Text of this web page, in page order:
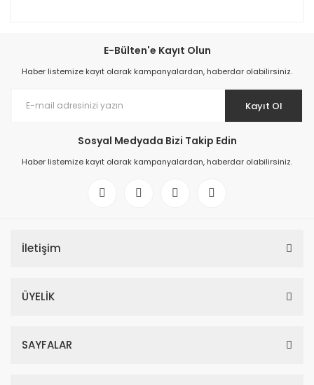
E-Bülten'e Kayıt Olun
Haber listemize kayıt olarak kampanyalardan, haberdar olabilirsiniz.
Kayıt Ol
Sosyal Medyada Bizi Takip Edin
Haber listemize kayıt olarak kampanyalardan, haberdar olabilirsiniz.
İletişim
ÜYELİK
SAYFALAR